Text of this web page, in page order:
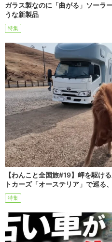
ガラス製なのに「曲がる」ソーラ
うな新製品
特集
【わんこと全国旅#19】岬を駆け
トカーズ「オーステリア」で巡る
特集